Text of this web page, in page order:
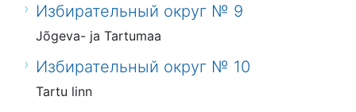
Избирательный округ № 9
Jõgeva- ja Tartumaa
Избирательный округ № 10
Tartu linn